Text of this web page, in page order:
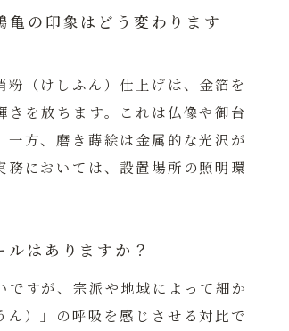
の印象はどう変わります
粉（けしふん）仕上げ は、金箔を
を放ちます。これは仏像や御台
方、磨き蒔絵は金属的な光沢が
においては、設置場所の照明環
はありますか？
すが、宗派や地域によって細か
）」の呼吸を感じさせる対比で